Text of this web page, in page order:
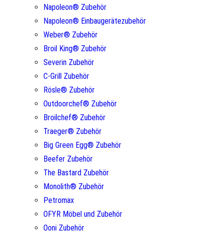
Napoleon® Zubehör
Napoleon® Einbaugerätezubehör
Weber® Zubehör
Broil King® Zubehör
Severin Zubehör
C-Grill Zubehör
Rösle® Zubehör
Outdoorchef® Zubehör
Broilchef® Zubehör
Traeger® Zubehör
Big Green Egg® Zubehör
Beefer Zubehör
The Bastard Zubehör
Monolith® Zubehör
Petromax
OFYR Möbel und Zubehör
Ooni Zubehör